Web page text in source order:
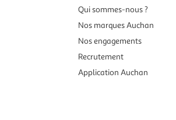
Qui sommes-nous ?
Nos marques Auchan
Nos engagements
Recrutement
Application Auchan